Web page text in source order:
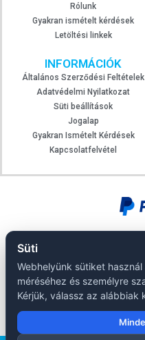
Rólunk
Gyakran ismételt kérdések
Letöltési linkek
INFORMÁCIÓK
Általános Szerződési Feltételek
Adatvédelmi Nyilatkozat
Süti beállítások
Jogalap
Gyakran Ismételt Kérdések
Kapcsolatfelvétel
Süti
Webhelyünk sütiket
méréséhez és személyre
Kérjük, válassz az alábbiak